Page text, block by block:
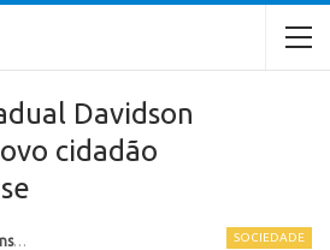
Davidson
cidadão
SOCIEDADE